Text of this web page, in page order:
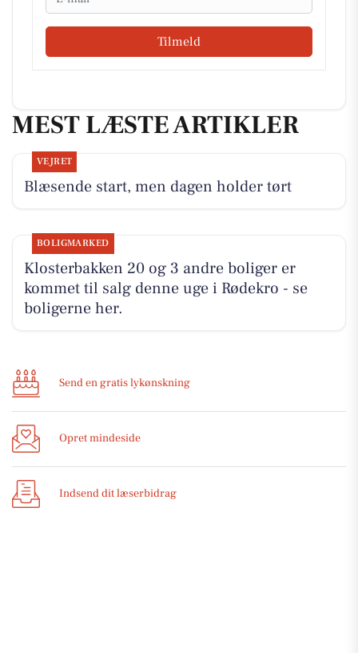
Tilmeld
MEST LÆSTE ARTIKLER
VEJRET
Blæsende start, men dagen holder tørt
BOLIGMARKED
Klosterbakken 20 og 3 andre boliger er
kommet til salg denne uge i Rødekro - se
boligerne her.
Send en gratis lykønskning
Opret mindeside
Indsend dit læserbidrag